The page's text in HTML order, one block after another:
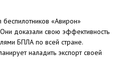
беспилотников «Авирон»
доказали свою эффективность
БПЛА по всей стране.
наладить экспорт своей